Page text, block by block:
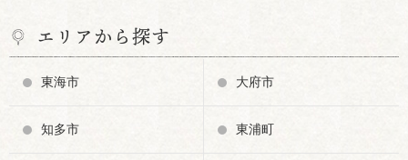
エリアから探す
東海市 大府市
知多市 東浦町